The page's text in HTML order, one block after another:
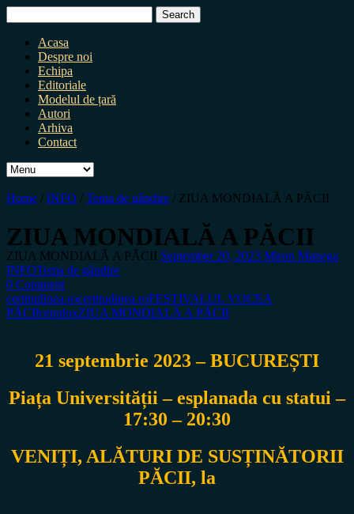
for:
Acasa
Despre noi
Echipa
Editoriale
Modelul de țară
Autori
Arhiva
Contact
Home / INFO / Tema de gândire / ZIUA MONDIALĂ A PĂCII
ZIUA MONDIALĂ A PĂCII
ZIUA MONDIALĂ A PĂCII September 20, 2023 Miron Manega
INFOTema de gândire
0 Comment
certitudinea.rocertitudinea.roFESTIVALUL VOCEA
PĂCIIortodoxZIUA MONDIALĂ A PĂCII
21 septembrie 2023 – BUCUREȘTI
Piața Universității – esplanada cu statui –
17:30 – 20:30
VENIȚI, ALĂTURI DE SUSȚINĂTORII
PĂCII, la